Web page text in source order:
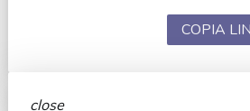
COPIA
close